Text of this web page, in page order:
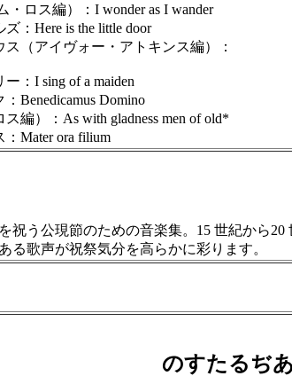
ロス編）：I wonder as I wander
：Here is the little door
（アイヴォー・アトキンス編）：
：I sing of a maiden
Benedicamus Domino
編）：As with gladness men of old*
Mater ora filium
う公現節のための音楽集。15 世紀から20
歌声が祝祭気分を高らかに彩ります。
のすたるぢあ